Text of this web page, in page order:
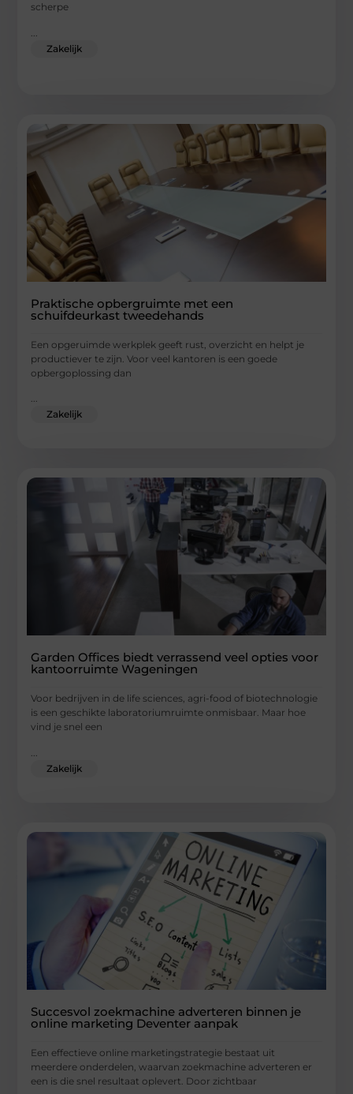
scherpe
Zakelijk
Praktische opbergruimte met een
schuifdeurkast tweedehands
Een opgeruimde werkplek geeft rust, overzicht en helpt je
productiever te zijn. Voor veel kantoren is een goede
opbergoplossing dan
...
Zakelijk
Garden Offices biedt verrassend veel opties voor
kantoorruimte Wageningen
Voor bedrijven in de life sciences, agri-food of biotechnologie
is een geschikte laboratoriumruimte onmisbaar. Maar hoe
vind je snel een
Zakelijk
Succesvol zoekmachine adverteren binnen je
online marketing Deventer aanpak
Een effectieve online marketingstrategie bestaat uit
meerdere onderdelen, waarvan zoekmachine adverteren er
een is die snel resultaat oplevert. Door zichtbaar